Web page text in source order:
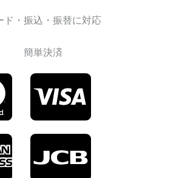
ド・振込・振替に対応
簡単決済